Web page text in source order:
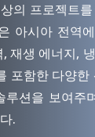
의 프로젝트
아시아 전역
재생 에너지,
포함한 다양
루션을 보여주
.